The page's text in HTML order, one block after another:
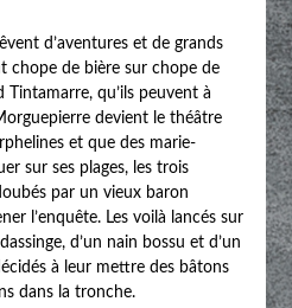
d’aventures et de grands
chope de bière sur chope de
Tintamarre, qu’ils peuvent à
devient le théâtre
et que des marie-
sur ses plages, les trois
par un vieux baron
l’enquête. Les voilà lancés sur
d’un nain bossu et d’un
à leur mettre des bâtons
dans la tronche.